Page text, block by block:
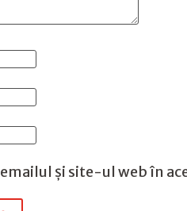
și site-ul web în